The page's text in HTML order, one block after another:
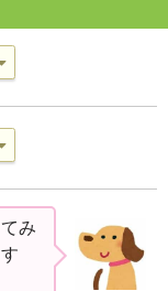
み